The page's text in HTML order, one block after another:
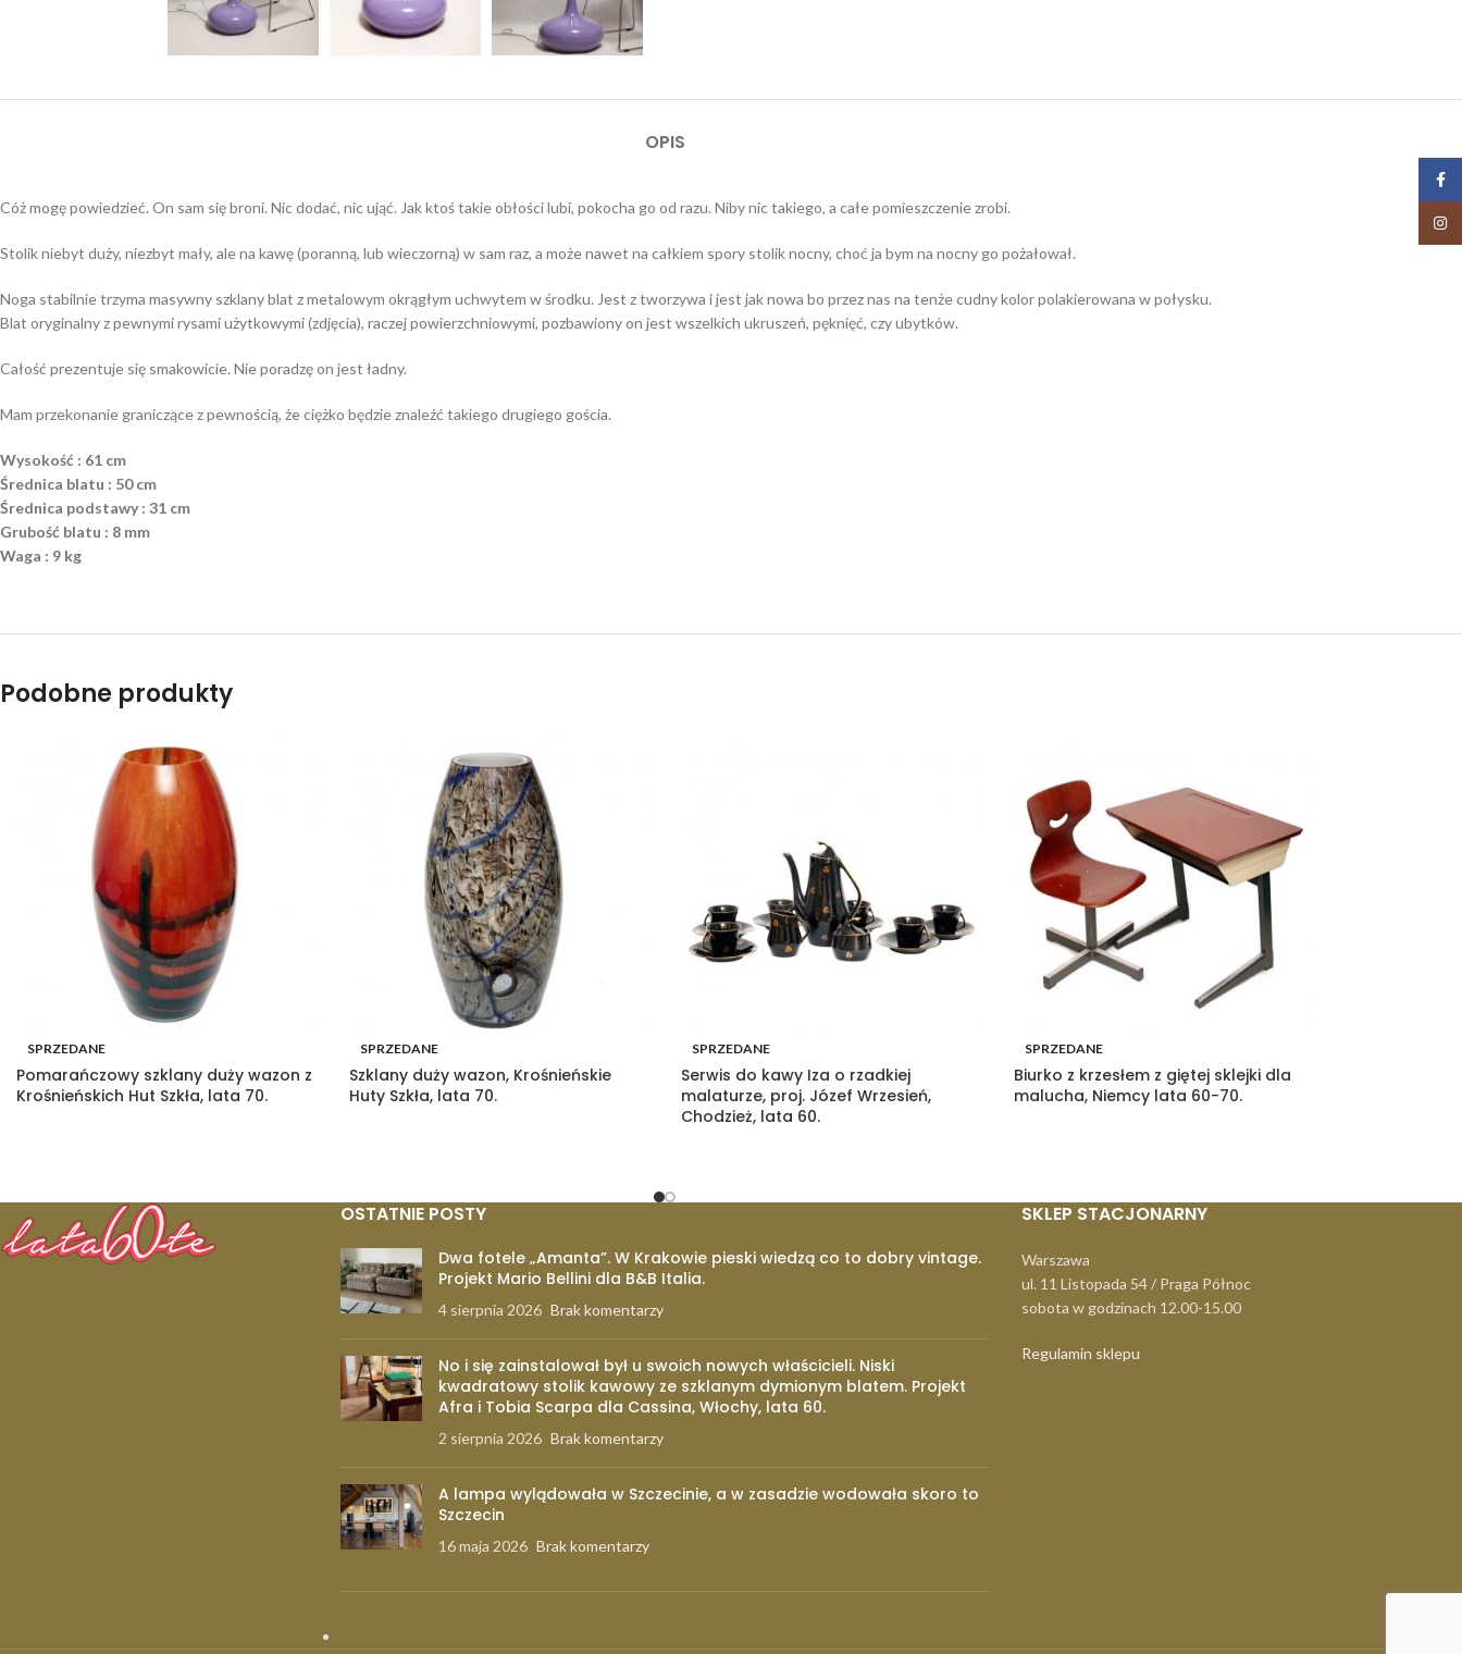
OPIS
Cóż mogę powiedzieć. On sam się broni. Nic dodać, nic ująć. Jak ktoś takie obłości lubi, pokocha go od razu. Niby nic takiego, a całe pomieszczenie zrobi.
Stolik niebyt duży, niezbyt mały, ale na kawę (poranną, lub wieczorną) w sam raz, a może nawet na całkiem spory stolik nocny, choć ja bym na nocny go pożałował.
Noga stabilnie trzyma masywny szklany blat z metalowym okrągłym uchwytem w środku. Jest z tworzywa i jest jak nowa bo przez nas na tenże cudny kolor polakierowana w połysku.
Blat oryginalny z pewnymi rysami użytkowymi (zdjęcia), raczej powierzchniowymi, pozbawiony on jest wszelkich ukruszeń, pęknięć, czy ubytków.
Całość prezentuje się smakowicie. Nie poradzę on jest ładny.
Mam przekonanie graniczące z pewnością, że ciężko będzie znaleźć takiego drugiego gościa.
Wysokość : 61 cm
Średnica blatu : 50 cm
Średnica podstawy : 31 cm
Grubość blatu : 8 mm
Waga : 9 kg
Podobne produkty
SPRZEDANE
Pomarańczowy szklany duży wazon z
Krośnieńskich Hut Szkła, lata 70.
SPRZEDANE
Szklany duży wazon, Krośnieńskie
Huty Szkła, lata 70.
SPRZEDANE
Serwis do kawy Iza o rzadkiej
malaturze, proj. Józef Wrzesień,
Chodzież, lata 60.
SPRZEDANE
Biurko z krzesłem z giętej sklejki dla
malucha, Niemcy lata 60-70.
OSTATNIE POSTY
Dwa fotele „Amanta”. W Krakowie pieski wiedzą co to dobry vintage.
Projekt Mario Bellini dla B&B Italia.
4 sierpnia 2026 Brak komentarzy
No i się zainstalował był u swoich nowych właścicieli. Niski
kwadratowy stolik kawowy ze szklanym dymionym blatem. Projekt
Afra i Tobia Scarpa dla Cassina, Włochy, lata 60.
2 sierpnia 2026 Brak komentarzy
A lampa wylądowała w Szczecinie, a w zasadzie wodowała skoro to
Szczecin
16 maja 2026 Brak komentarzy
SKLEP STACJONARNY
Warszawa
ul. 11 Listopada 54 / Praga Północ
sobota w godzinach 12.00-15.00
Regulamin sklepu